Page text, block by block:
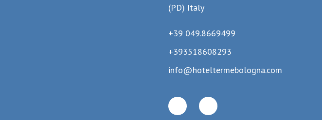
(PD) Italy
+39 049.8669499
+393518608293
info@hoteltermebologna.com